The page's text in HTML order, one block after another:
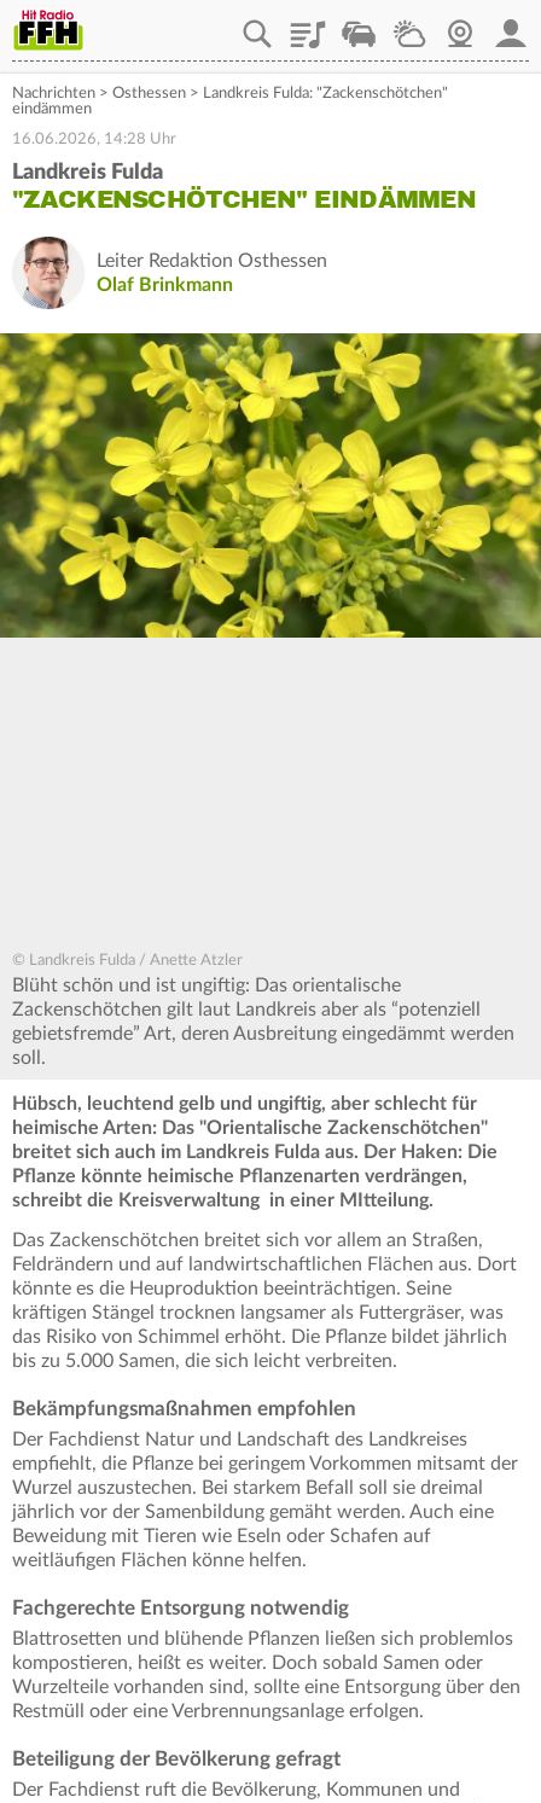
PlaylistStaupilotWetterWebcam
Nachrichten > Osthessen > Landkreis Fulda: "Zackenschötchen"
eindämmen
16.06.2026, 14:28 Uhr
Landkreis Fulda
"ZACKENSCHÖTCHEN" EINDÄMMEN
Leiter Redaktion Osthessen
Olaf Brinkmann
© Landkreis Fulda / Anette Atzler
Blüht schön und ist ungiftig: Das orientalische
Zackenschötchen gilt laut Landkreis aber als “potenziell
gebietsfremde” Art, deren Ausbreitung eingedämmt werden
soll.
Hübsch, leuchtend gelb und ungiftig, aber schlecht für
heimische Arten: Das "Orientalische Zackenschötchen"
breitet sich auch im Landkreis Fulda aus. Der Haken: Die
Pflanze könnte heimische Pflanzenarten verdrängen,
schreibt die Kreisverwaltung in einer MItteilung.
Das Zackenschötchen breitet sich vor allem an Straßen,
Feldrändern und auf landwirtschaftlichen Flächen aus. Dort
könnte es die Heuproduktion beeinträchtigen. Seine
kräftigen Stängel trocknen langsamer als Futtergräser, was
das Risiko von Schimmel erhöht. Die Pflanze bildet jährlich
bis zu 5.000 Samen, die sich leicht verbreiten.
Bekämpfungsmaßnahmen empfohlen
Der Fachdienst Natur und Landschaft des Landkreises
empfiehlt, die Pflanze bei geringem Vorkommen mitsamt der
Wurzel auszustechen. Bei starkem Befall soll sie dreimal
jährlich vor der Samenbildung gemäht werden. Auch eine
Beweidung mit Tieren wie Eseln oder Schafen auf
weitläufigen Flächen könne helfen.
Fachgerechte Entsorgung notwendig
Blattrosetten und blühende Pflanzen ließen sich problemlos
kompostieren, heißt es weiter. Doch sobald Samen oder
Wurzelteile vorhanden sind, sollte eine Entsorgung über den
Restmüll oder eine Verbrennungsanlage erfolgen.
Beteiligung der Bevölkerung gefragt
Der Fachdienst ruft die Bevölkerung, Kommunen und